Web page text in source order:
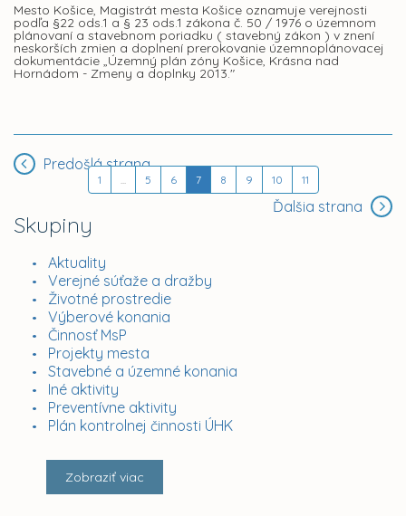
Skupiny
Aktuality
Verejné súťaže a dražby
Životné prostredie
Výberové konania
Činnosť MsP
Projekty mesta
Stavebné a územné konania
Iné aktivity
Preventívne aktivity
Plán kontrolnej činnosti ÚHK
Zobraziť viac
Mesto Košice, Magistrát mesta Košice oznamuje verejnosti
podľa §22 ods.1 a § 23 ods.1 zákona č. 50 / 1976 o územnom
plánovaní a stavebnom poriadku ( stavebný zákon ) v znení
neskorších zmien a doplnení prerokovanie územnoplánovacej
dokumentácie „Územný plán zóny Košice, Krásna nad
Hornádom - Zmeny a doplnky 2013."
Predošlá strana
1 ... 5 6 7 8 9 10 11
Ďalšia strana